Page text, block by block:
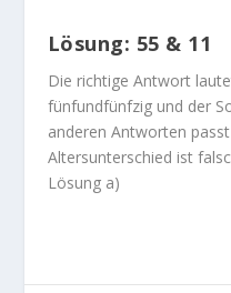
Lösung: 55 & 11
Die richtige Antwort
fünfundfünfzig und der
anderen Antworten
Altersunterschied ist
Lösung a)